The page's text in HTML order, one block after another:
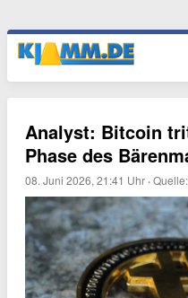
Analyst: Bitcoin
Phase des
08. Juni 2026, 21:41 Uhr ·Quelle: